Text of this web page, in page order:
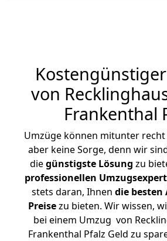
von
Frankenthal
Umzüge können mitunter
aber keine Sorge, denn wir
diegünstigste Lösung zu
professionellen
stets daran, Ihnen die besten
Preisezu bieten. Wir wissen,
bei einem Umzug von
Frankenthal Pfalz Geld zu